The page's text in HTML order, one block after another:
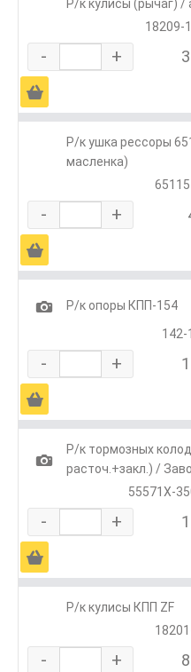
Р/к кулисы (рычаг) /
18209-
- +
Ä
Р/к ушка рессоры
масленка)
- +
Ä
1
Р/к опоры КПП-154
142-
- +
Ä
1
Р/к тормозных
расточ.+закл.) /
55571Х-
- +
Ä
Р/к кулисы КПП ZF
- +